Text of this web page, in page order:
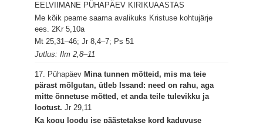
EELVIIMANE PÜHAPÄEV KIRIKUAASTAS
Me kõik peame saama avalikuks Kristuse kohtujärje
ees. 2Kr 5,10a
Mt 25,31–46; Jr 8,4–7; Ps 51
Jutlus: Ilm 2,8–11
17. Pühapäev Mina tunnen mõtteid, mis ma teie
pärast mõlgutan, ütleb Issand: need on rahu, aga
mitte õnnetuse mõtted, et anda teile tulevikku ja
lootust.Jr 29,11
Ka kogu loodu ise päästetakse kord kaduvuse